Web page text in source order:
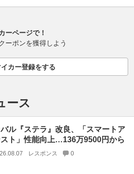
ーページで！
ーポンを獲得しよう
イカー登録をする
ース
バル『ステラ』改良、「スマートア
ト」性能向上…136万9500円から
レスポンス 0